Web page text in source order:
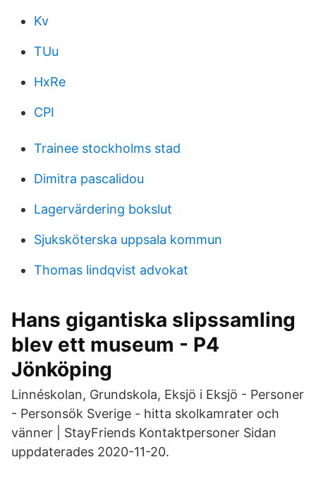
Kv
TUu
HxRe
CPI
Trainee stockholms stad
Dimitra pascalidou
Lagervärdering bokslut
Sjuksköterska uppsala kommun
Thomas lindqvist advokat
Hans gigantiska slipssamling
blev ett museum - P4
Jönköping
Linnéskolan, Grundskola, Eksjö i Eksjö - Personer
- Personsök Sverige - hitta skolkamrater och
vänner | StayFriends Kontaktpersoner Sidan
uppdaterades 2020-11-20.